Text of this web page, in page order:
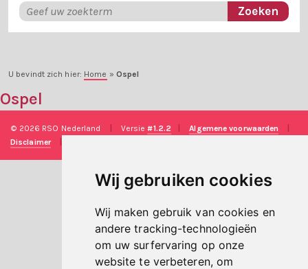
Wij gebruiken cookies
Wij maken gebruik van cookies en
andere tracking-technologieën
om uw surfervaring op onze
website te verbeteren, om
U bevindt zich hier: Home » Ospel
Ospel
© 2026 RSO Nederland Versie#1.2.2 Algemene voorwaarden
Disclaimer